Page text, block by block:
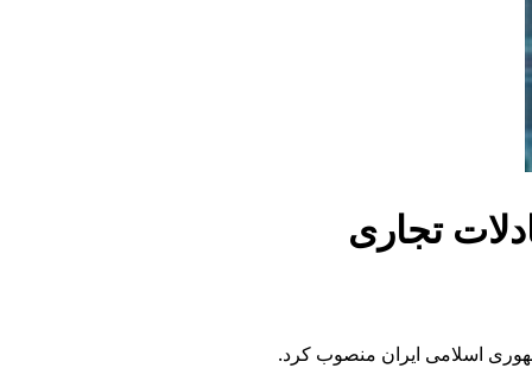
تجاری
اسلامی ایران منصوب کرد.